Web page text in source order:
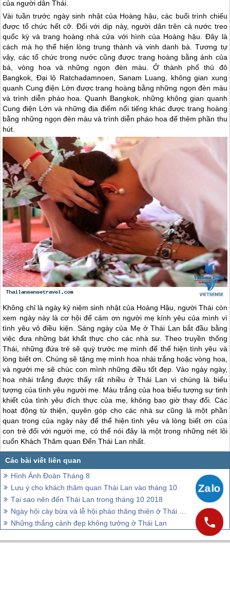
của người dân Thái.
Vài tuần trước ngày sinh nhật của Hoàng hậu, các buổi trình chiếu
được tổ chức hết cỡ. Đối với dịp này, người dân trên cả nước treo
quốc kỳ và trang hoàng nhà cửa với hình của Hoàng hậu. Đây là
cách mà họ thể hiện lòng trung thành và vinh danh bà. Tương tự
vậy, các tổ chức trong nước cũng được trang hoàng bằng ảnh của
bà, vòng hoa và những ngọn đèn màu. Ở thành phố thủ đô
Bangkok, Đại lộ Ratchadamnoen, Sanam Luang, không gian xung
quanh Cung điện Lớn được trang hoàng bằng những ngọn đèn màu
và trình diễn pháo hoa. Quanh Bangkok, những không gian quanh
Cung điện Lớn và những địa điểm nổi tiếng khác được trang hoàng
bằng những ngọn đèn màu và trình diễn pháo hoa để thêm phần thu
hút.
Không chỉ là ngày kỷ niệm sinh nhật của Hoàng Hậu, người Thái còn
xem ngày này là cơ hội để cảm ơn người mẹ kính yêu của mình vì
tình yêu vô điều kiện. Sáng ngày của Mẹ ởThái Lan bắt đầu bằng
việc đưa những bát khất thực cho các nhà sư. Theo truyền thống
Thái, những đứa trẻ sẽ quỳ trước mẹ mình để thể hiện tình yêu và
lòng biết ơn. Chúng sẽ tặng mẹ mình hoa nhài trắng hoặc vòng hoa,
và người mẹ sẽ chúc con mình những điều tốt đẹp. Vào ngày ngày,
hoa nhài trắng được thấy rất nhiều ởThái Lan vì chúng là biểu
tượng của tình yêu người mẹ. Màu trắng của hoa biểu tượng sự tinh
khiết của tình yêu đích thực của mẹ, không bao giờ thay đổi. Các
hoạt động từ thiện, quyên góp cho các nhà sư cũng là một phần
quan trong của ngày này để thể hiện tình yêu và lòng biết ơn của
con trẻ đối với người mẹ, có thể nói đây là một trong những nét lôi
cuốn Khách Thăm quan ĐếnThái Lan nhất.
Hình Ảnh Đoàn Tháng 8
Lưu ý cho khách thăm quan Thái Lan vào tháng 10
Tại sao nên đến Thái Lan trong tháng 10 2018
Ngày hội cày bừa và lễ hội pháo thăng thiên ở Thái Lan
Những thắng cảnh đẹp không tưởng ở Thái Lan